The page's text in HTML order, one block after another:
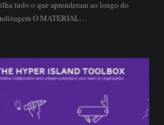
tudo o que aprenderam ao longo do
O MATERIAL…